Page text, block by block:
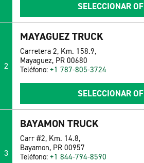
SELECCIONAR
2
MAYAGUEZ TRUCK
Carretera 2, Km. 158.9,
Mayaguez, PR 00680
Teléfono: +1 787-805-3724
SELECCIONAR
3
BAYAMON TRUCK
Carr #2, Km. 14.8,
Bayamon, PR 00957
Teléfono: +1 844-794-8590